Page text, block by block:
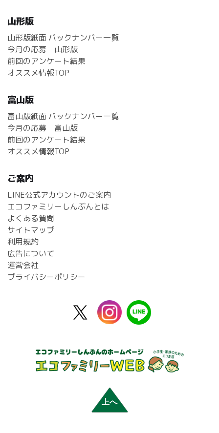
山形版
山形版紙面 バックナンバー一覧
今月の応募 山形版
前回のアンケート結果
オススメ情報TOP
富山版
富山版紙面 バックナンバー一覧
今月の応募 富山版
前回のアンケート結果
オススメ情報TOP
ご案内
LINE公式アカウントのご案内
エコファミリーしんぶんとは
よくある質問
サイトマップ
利用規約
広告について
運営会社
プライバシーポリシー
instagram
上へ